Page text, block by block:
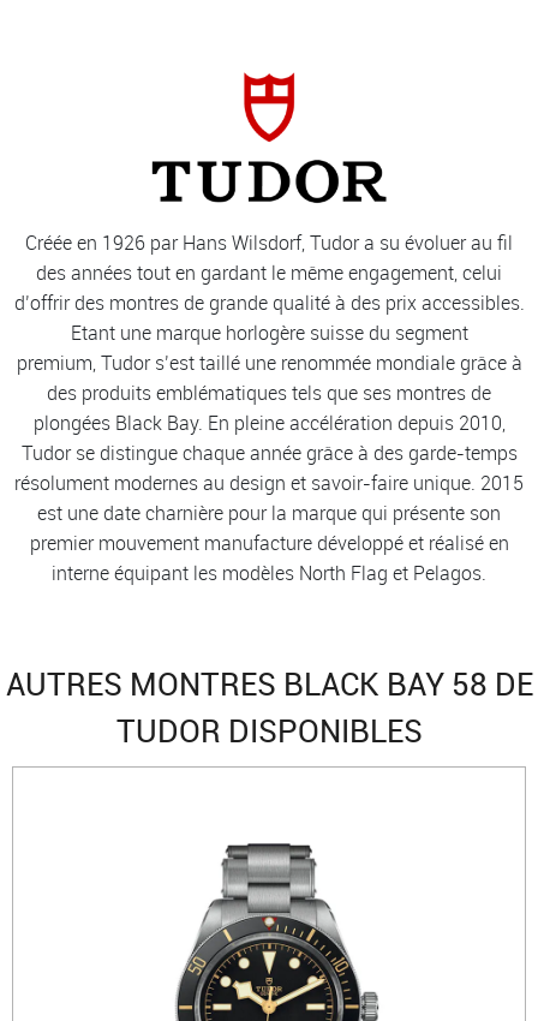
Créée en 1926 par Hans Wilsdorf, Tudor a su évoluer au fil
des années tout en gardant le même engagement, celui
d’offrir des montres de grande qualité à des prix accessibles.
Etant une marque horlogère suisse du segment
premium, Tudor s’est taillé une renommée mondiale grâce à
des produits emblématiques tels que ses montres de
plongées Black Bay. En pleine accélération depuis 2010,
Tudor se distingue chaque année grâce à des garde-temps
résolument modernes au design et savoir-faire unique. 2015
est une date charnière pour la marque qui présente son
premier mouvement manufacture développé et réalisé en
interne équipant les modèles North Flag et Pelagos.
AUTRES MONTRES BLACK BAY 58 DE
TUDOR DISPONIBLES